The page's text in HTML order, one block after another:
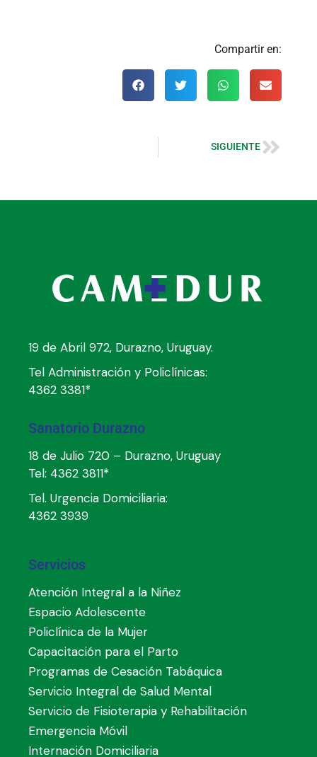
Compartir en:
SIGUIENTE
19 de Abril 972, Durazno, Uruguay.
Tel Administración y Policlínicas:
4362 3381*
Sanatorio Durazno
18 de Julio 720 – Durazno, Uruguay
Tel: 4362 3811*
Tel. Urgencia Domiciliaria:
4362 3939
Servicios
Atención Integral a la Niñez
Espacio Adolescente
Policlínica de la Mujer
Capacitación para el Parto
Programas de Cesación Tabáquica
Servicio Integral de Salud Mental
Servicio de Fisioterapia y Rehabilitación
Emergencia Móvil
Internación Domiciliaria